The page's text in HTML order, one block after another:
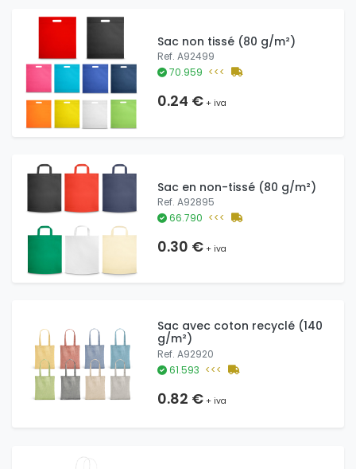
Sac non tissé (80 g/m²)
Ref. A92499
70.959 <<<
0.24 €+ iva
Sac en non-tissé (80 g/m²)
Ref. A92895
66.790 <<<
0.30 €+ iva
Sac avec coton recyclé (140
g/m²)
Ref. A92920
61.593 <<<
0.82 €+ iva